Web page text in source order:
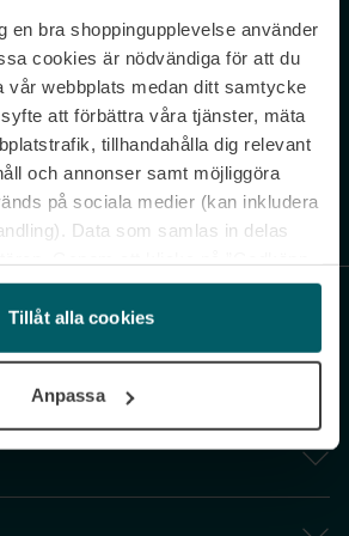
en bra shoppingupplevelse använder
cookies är nödvändiga för att du
vår webbplats medan ditt samtycke
att förbättra våra tjänster, mäta
tillhandahålla dig relevant
och annonser samt möjliggöra
på sociala medier (kan inkludera
Data som samlas in delas
du samtliga cookies medan du
kan anpassa användningen av
ditt samtycke när som helst.
Tillåt alla cookies
Anpassa
beat.
newsletter.
accepterar du vår Integritetspolicy. Avprenumerera